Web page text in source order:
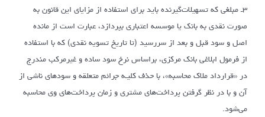
۳ـ مبلغی که تسهیلات‌گیرنده باید برای استفاده از مزایای این قانون به
صورت نقدی به بانک یا موسسه اعتباری بپردازد، عبارت است از مانده
اصل و سود قبل و بعد از سررسید (تا تاریخ تسویه نقدی) که با استفاده
از فرمول ابلاغی بانک مرکزی، براساس نرخ سود ساده و غیرمرکب مندرج
در «قرارداد ملاک محاسبه»، با حذف کلیـه جرائم متعلقه و سودهای ناشی از
آن و با در نظر گرفتن پرداخت‌های مشتری و زمان پرداخت‌های وی محاسبه
می‌شود.